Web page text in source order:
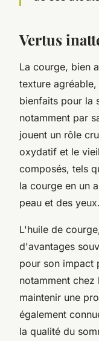
Vertus
La courge, bien
texture
bienfaits pour la
notamment par
jouent un rôle
oxydatif et le
composés, tels
la courge en un
peau et des yeux.
L'huile de
d'avantages
pour son impact
notamment chez
maintenir une
également
la qualité du